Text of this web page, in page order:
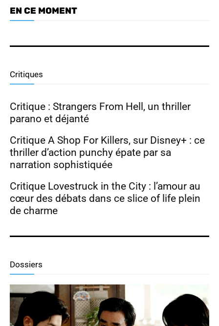
EN CE MOMENT
Critiques
Critique : Strangers From Hell, un thriller
parano et déjanté
Critique A Shop For Killers, sur Disney+ : ce
thriller d’action punchy épate par sa
narration sophistiquée
Critique Lovestruck in the City : l’amour au
cœur des débats dans ce slice of life plein
de charme
Dossiers